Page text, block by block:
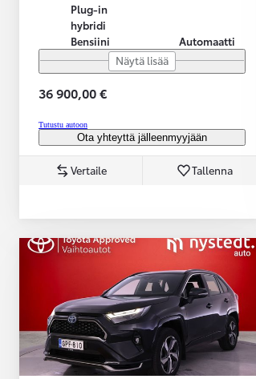
tai kuukausierä
Yaris Cross
Tulossa pian
Plug-in
hybridi
Bensiini
Automaatti
Näytä lisää
36 900,00 €
Tutustu autoon
Ota yhteyttä jälleenmyyjään
Vertaile Tallenna